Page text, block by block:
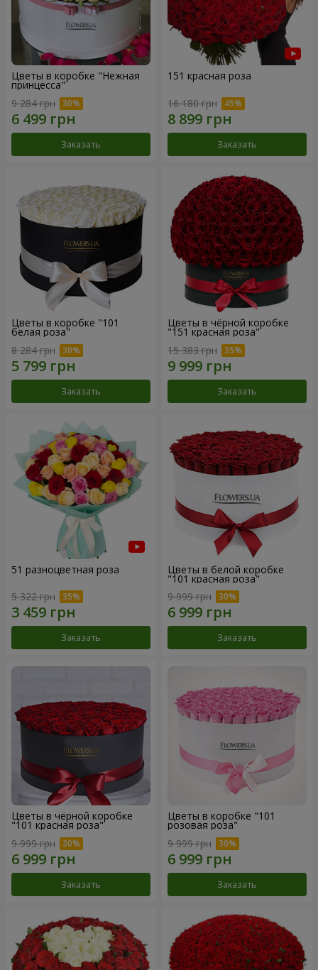
Цветы в коробке "Нежная
принцесса"
9 284 грн
Заказать
151 красная роза
16 180 грн
Заказать
Цветы в коробке "101
белая роза"
8 284 грн
Заказать
Цветы в чёрной коробке
"151 красная роза"
15 383 грн
Заказать
51 разноцветная роза
5 322 грн
Заказать
Цветы в белой коробке
"101 красная роза"
9 999 грн
Заказать
Цветы в чёрной коробке
"101 красная роза"
9 999 грн
Заказать
Цветы в коробке "101
розовая роза"
9 999 грн
Заказать